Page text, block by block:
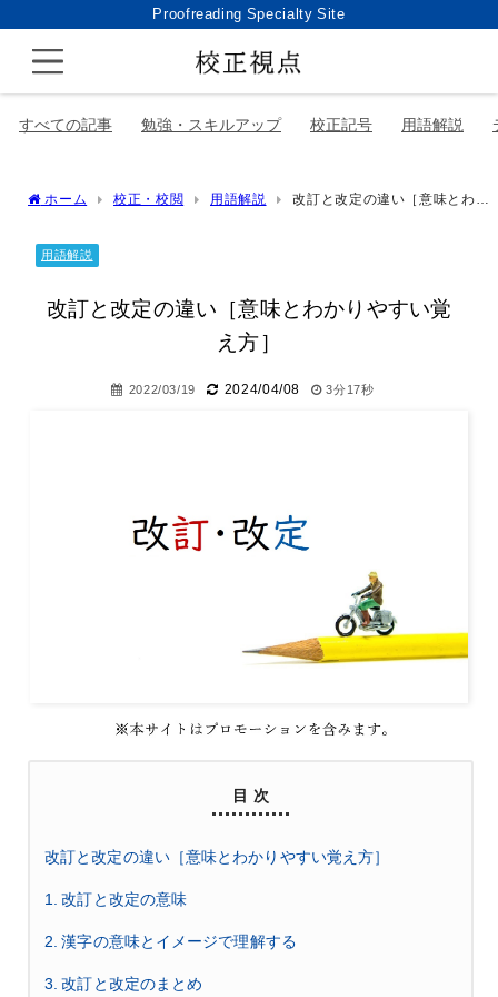
Proofreading Specialty Site
すべての記事 勉強・スキルアップ 校正記号 用語解説
ホーム 校正・校閲 用語解説
改訂と改定の違い［意味とわか
用語解説
改訂と改定の違い［意味とわかりやすい覚
え方］
2022/03/19 2024/04/08 3分17秒
目 次
改訂と改定の違い［意味とわかりやすい覚え方］
1. 改訂と改定の意味
2. 漢字の意味とイメージで理解する
3. 改訂と改定のまとめ